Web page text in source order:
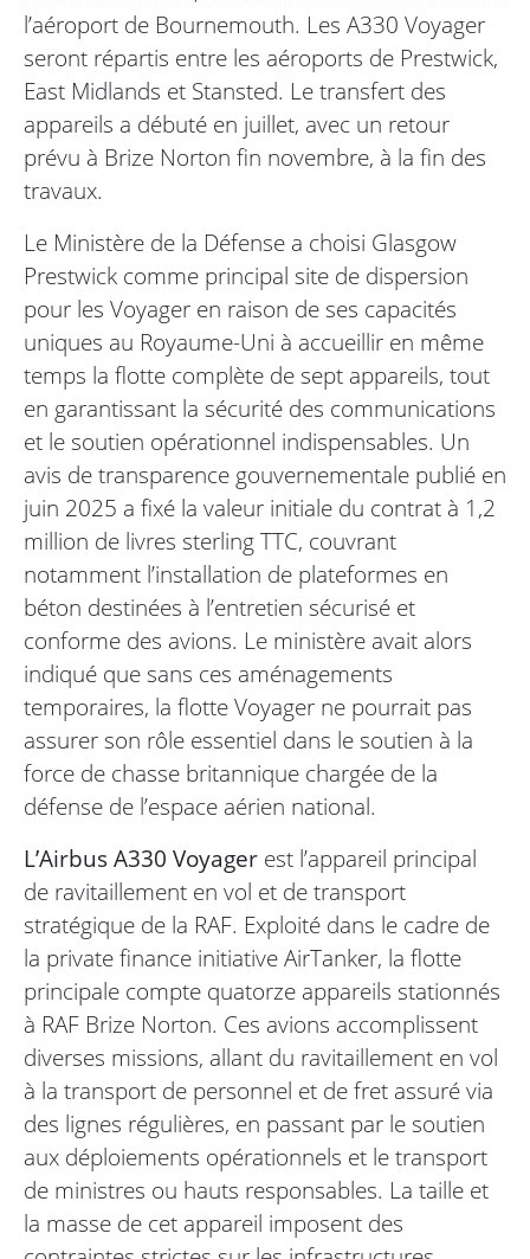
l’aéroport de Bournemouth. Les A330 Voyager
seront répartis entre les aéroports de Prestwick,
East Midlands et Stansted. Le transfert des
appareils a débuté en juillet, avec un retour
prévu à Brize Norton fin novembre, à la fin des
travaux.
Le Ministère de la Défense a choisi Glasgow
Prestwick comme principal site de dispersion
pour les Voyager en raison de ses capacités
uniques au Royaume-Uni à accueillir en même
temps la flotte complète de sept appareils, tout
en garantissant la sécurité des communications
et le soutien opérationnel indispensables. Un
avis de transparence gouvernementale publié en
juin 2025 a fixé la valeur initiale du contrat à 1,2
million de livres sterling TTC, couvrant
notamment l’installation de plateformes en
béton destinées à l’entretien sécurisé et
conforme des avions. Le ministère avait alors
indiqué que sans ces aménagements
temporaires, la flotte Voyager ne pourrait pas
assurer son rôle essentiel dans le soutien à la
force de chasse britannique chargée de la
défense de l’espace aérien national.
L’Airbus A330 Voyager est l’appareil principal
de ravitaillement en vol et de transport
stratégique de la RAF. Exploité dans le cadre de
la private finance initiative AirTanker, la flotte
principale compte quatorze appareils stationnés
à RAF Brize Norton. Ces avions accomplissent
diverses missions, allant du ravitaillement en vol
à la transport de personnel et de fret assuré via
des lignes régulières, en passant par le soutien
aux déploiements opérationnels et le transport
de ministres ou hauts responsables. La taille et
la masse de cet appareil imposent des